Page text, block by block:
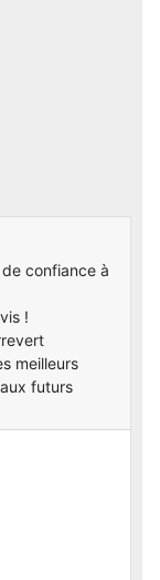
confiance à
!
meilleurs
futurs